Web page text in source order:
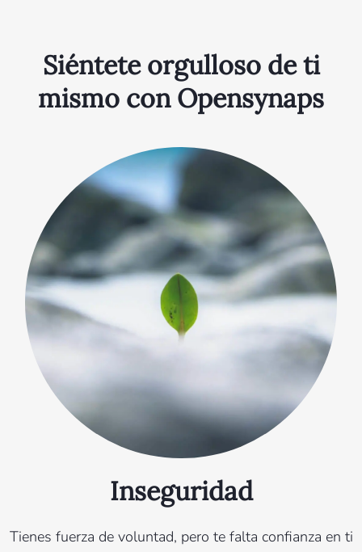
Siéntete orgulloso de ti
mismo con Opensynaps
Inseguridad
Tienes fuerza de voluntad, pero te falta confianza en ti